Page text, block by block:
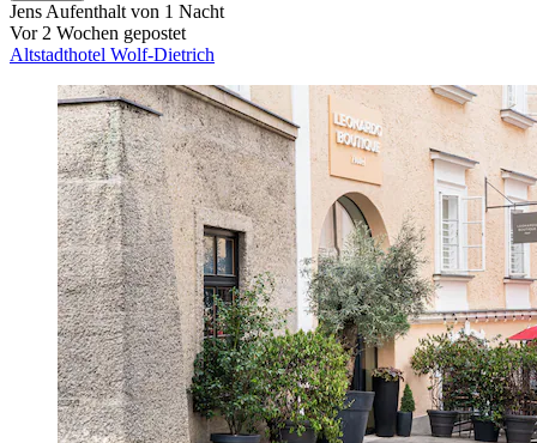
Jens Aufenthalt von 1 Nacht
Vor 2 Wochen gepostet
Altstadthotel Wolf-Dietrich